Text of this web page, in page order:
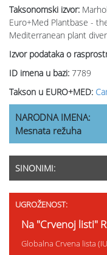
Taksonomski izvor:
Euro+Med Plantbase -
Mediterranean plant
Izvor podataka o
ID imena u bazi: 7789
Takson u EURO+MED:
NARODNA IMENA:
Mesnata režuha
SINONIMI:
UGROŽENOST:
Na "Crvenoj listi"
Globalna Crvena lista